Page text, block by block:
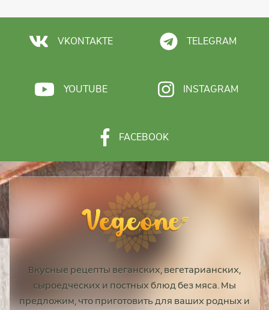
VKONTAKTE TELEGRAM
YOUTUBE INSTAGRAM
FACEBOOK
Вкусные рецепты веганских, вегетарианских,
сыроедческих и постных блюд без мяса. Мы
предложим, что приготовить для ваших родных и